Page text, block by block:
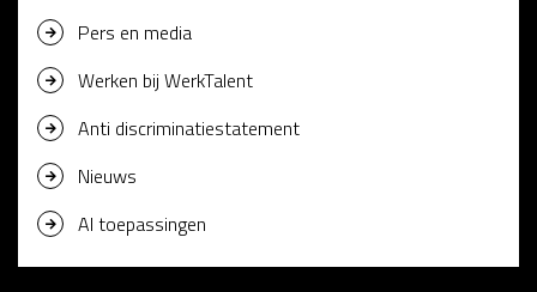
Pers en media
Werken bij WerkTalent
Anti discriminatiestatement
Nieuws
AI toepassingen